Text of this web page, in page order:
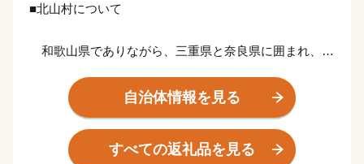
■北山村について
和歌山県でありながら、三重県と奈良県に囲まれ、和
山村は、日本で唯一の飛び地の村です。村の97%を山林
が占め、すぐそばを北山川が悠々と流れる自然豊かな人
口500人程度の小さな村です。
過去に「美しい日本のむら景観コンテスト」で農林水産
自治体情報を見る
すべての返礼品を見る